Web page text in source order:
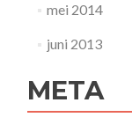
mei 2014
juni 2013
META